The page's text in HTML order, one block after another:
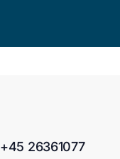
+45 26361077